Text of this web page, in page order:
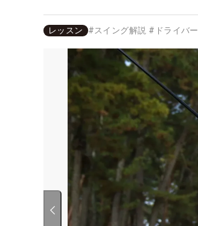
レッスン #スイング解説 # ドライバー